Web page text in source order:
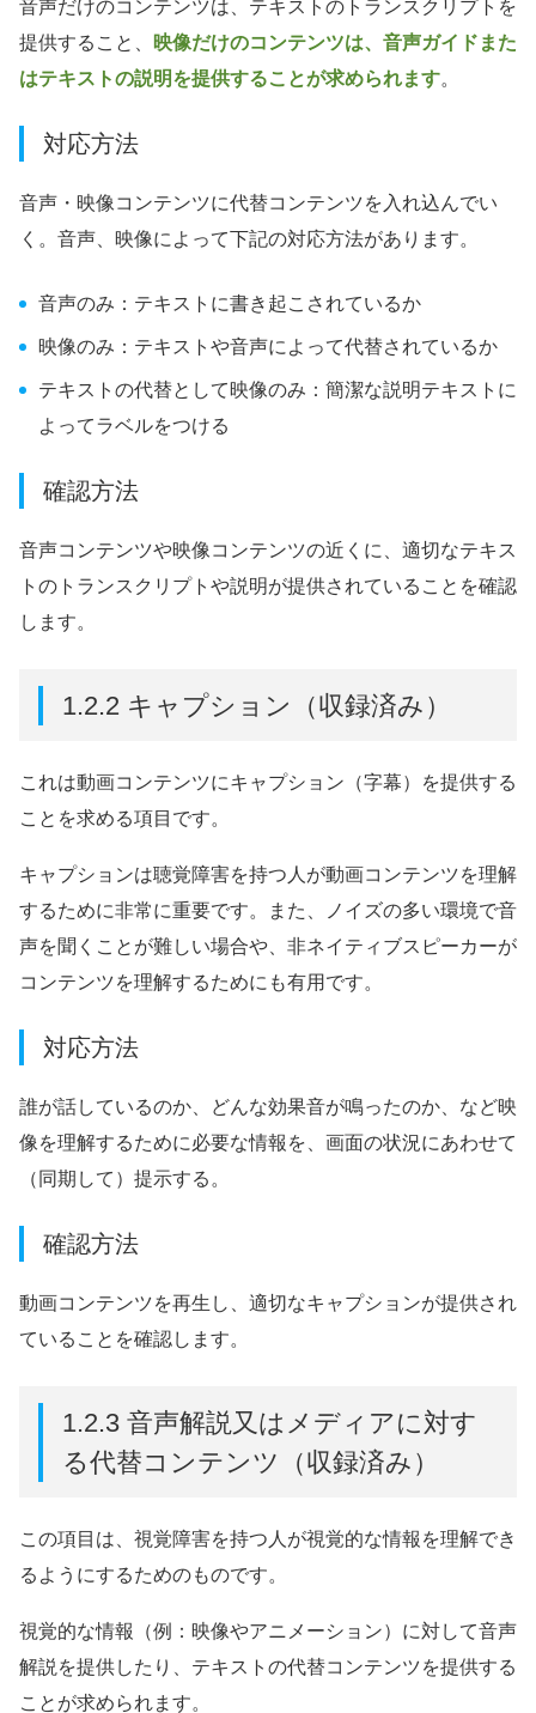
音声だけのコンテンツは、テキストのトランスクリプトを
提供すること、
映像だけのコンテンツは、音声ガイドまた
はテキストの説明を提供することが求められます。
対応方法
音声・映像コンテンツに代替コンテンツを入れ込んでい
く。音声、映像によって下記の対応方法があります。
音声のみ：テキストに書き起こされているか
映像のみ：テキストや音声によって代替されているか
テキストの代替として映像のみ：簡潔な説明テキストに
よってラベルをつける
確認方法
音声コンテンツや映像コンテンツの近くに、適切なテキス
トのトランスクリプトや説明が提供されていることを確認
します。
1.2.2 キャプション（収録済み）
これは動画コンテンツにキャプション（字幕）を提供する
ことを求める項目です。
キャプションは聴覚障害を持つ人が動画コンテンツを理解
するために非常に重要です。また、ノイズの多い環境で音
声を聞くことが難しい場合や、非ネイティブスピーカーが
コンテンツを理解するためにも有用です。
対応方法
誰が話しているのか、どんな効果音が鳴ったのか、など映
像を理解するために必要な情報を、画面の状況にあわせて
（同期して）提示する。
確認方法
動画コンテンツを再生し、適切なキャプションが提供され
ていることを確認します。
1.2.3 音声解説又はメディアに対す
る代替コンテンツ（収録済み）
この項目は、視覚障害を持つ人が視覚的な情報を理解でき
るようにするためのものです。
視覚的な情報（例：映像やアニメーション）に対して音声
解説を提供したり、テキストの代替コンテンツを提供する
ことが求められます。